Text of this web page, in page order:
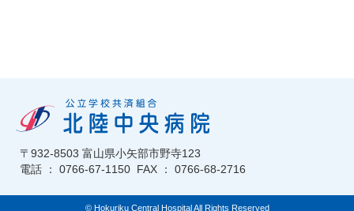
〒932-8503 富山県小矢部市野寺123
電話 ： 0766-67-1150 FAX ： 0766-68-2716
© Hokuriku Central Hospital All Rights Reserved